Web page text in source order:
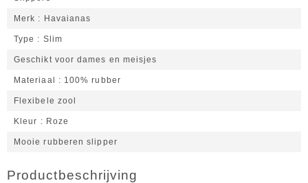
Merk Havaianas
Type Slim
Geschikt voor dames en meisjes
Materiaal 100% rubber
Flexibele zool
Kleur Roze
Mooie rubberen slipper
Productbeschrijving